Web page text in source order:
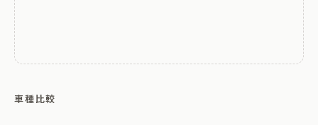
車種比較